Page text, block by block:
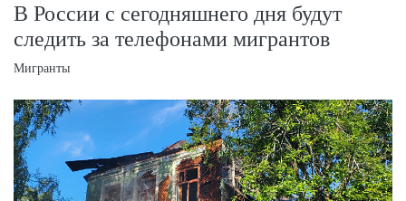
В России с сегодняшнего дня будут
следить за телефонами мигрантов
Мигранты